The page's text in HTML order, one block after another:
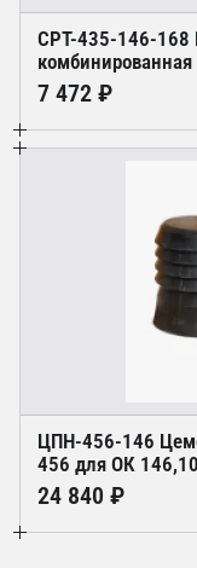
CPT-435-146-168
7 472 ₽
ЦПН-456-146
456 для ОК
24 840 ₽